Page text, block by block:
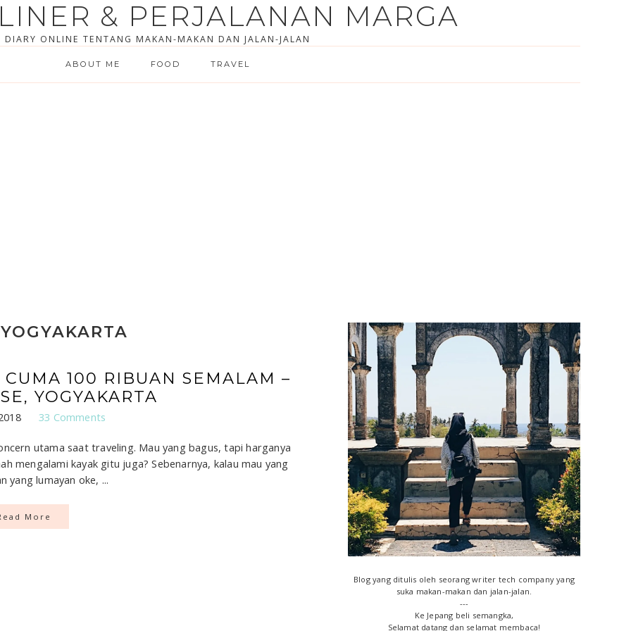
& PERJALANAN MARGA
DIARY ONLINE TENTANG MAKAN-MAKAN DAN JALAN-JALAN
ABOUT ME FOOD TRAVEL
100 RIBUAN SEMALAM –
YOGYAKARTA
33 Comments
utama saat traveling. Mau yang bagus, tapi harganya
mengalami kayak gitu juga? Sebenarnya, kalau mau yang
yang lumayan oke, ...
More
P
r
i
m
a
r
y
S
i
d
Blog yang ditulis oleh seorang writer tech company yang
suka makan-makan dan jalan-jalan.
---
Ke Jepang beli semangka,
Selamat datang dan selamat membaca!